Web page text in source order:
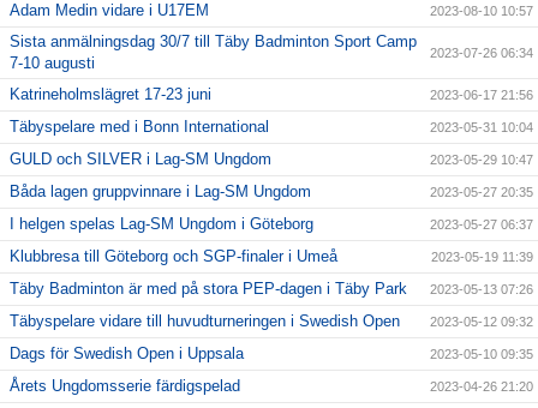
Adam Medin vidare i U17EM 2023-08-10 10:57
Sista anmälningsdag 30/7 till Täby Badminton Sport Camp
7-10 augusti
2023-07-26 06:34
Katrineholmslägret 17-23 juni 2023-06-17 21:56
Täbyspelare med i Bonn International 2023-05-31 10:04
GULD och SILVER i Lag-SM Ungdom 2023-05-29 10:47
Båda lagen gruppvinnare i Lag-SM Ungdom 2023-05-27 20:35
I helgen spelas Lag-SM Ungdom i Göteborg 2023-05-27 06:37
Klubbresa till Göteborg och SGP-finaler i Umeå 2023-05-19 11:39
Täby Badminton är med på stora PEP-dagen i Täby Park 2023-05-13 07:26
Täbyspelare vidare till huvudturneringen i Swedish Open 2023-05-12 09:32
Dags för Swedish Open i Uppsala 2023-05-10 09:35
Årets Ungdomsserie färdigspelad 2023-04-26 21:20